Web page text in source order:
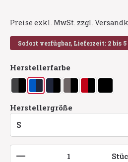
Preise exkl. MwSt. zzgl.
Sofort verfügbar, Lieferzeit: 2 bis
Herstellerfarbe
anthrazit/schwarz
königsblau/marineblau
marineblau/schwarz
rauchgrau/rot/schwarz
Herstellergröße
Produkt Anzahl: Gib